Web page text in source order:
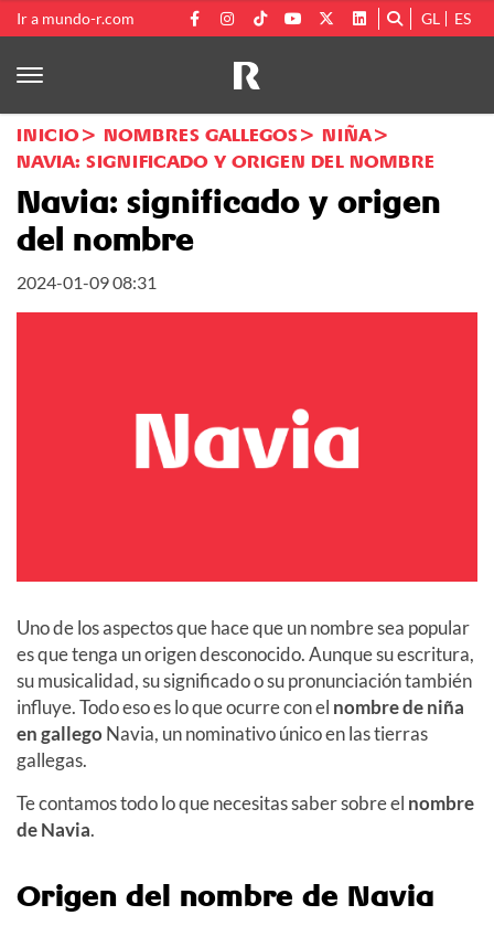
Ir a mundo-r.com GL ES
INICIO NOMBRES GALLEGOS
NIÑA
NAVIA: SIGNIFICADO Y ORIGEN DEL NOMBRE
Navia: significado y origen
del nombre
2024-01-09 08:31
Uno de los aspectos que hace que un nombre sea popular
es que tenga un origen desconocido. Aunque su escritura,
su musicalidad, su significado o su pronunciación también
influye. Todo eso es lo que ocurre con el nombre de niña
en gallego Navia, un nominativo único en las tierras
gallegas.
Te contamos todo lo que necesitas saber sobre el nombre
de Navia.
Origen del nombre de Navia